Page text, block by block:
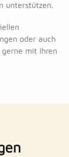
unterstützen.
oder auch
gerne mit Ihren